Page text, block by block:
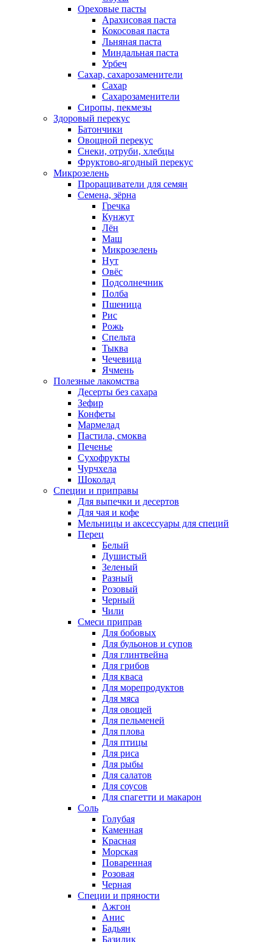
Ореховые пасты
Арахисовая паста
Кокосовая паста
Льняная паста
Миндальная паста
Урбеч
Сахар, сахарозаменители
Сахар
Сахарозаменители
Сиропы, пекмезы
Здоровый перекус
Батончики
Овощной перекус
Снеки, отруби, хлебцы
Фруктово-ягодный перекус
Микрозелень
Проращиватели для семян
Семена, зёрна
Гречка
Кунжут
Лён
Маш
Микрозелень
Нут
Овёс
Подсолнечник
Полба
Пшеница
Рис
Рожь
Спельта
Тыква
Чечевица
Ячмень
Полезные лакомства
Десерты без сахара
Зефир
Конфеты
Мармелад
Пастила, смоква
Печенье
Сухофрукты
Чурчхела
Шоколад
Специи и приправы
Для выпечки и десертов
Для чая и кофе
Мельницы и аксессуары для специй
Перец
Белый
Душистый
Зеленый
Разный
Розовый
Черный
Чили
Смеси приправ
Для бобовых
Для бульонов и супов
Для глинтвейна
Для грибов
Для кваса
Для морепродуктов
Для мяса
Для овощей
Для пельменей
Для плова
Для птицы
Для риса
Для рыбы
Для салатов
Для соусов
Для спагетти и макарон
Соль
Голубая
Каменная
Красная
Морская
Поваренная
Розовая
Черная
Специи и пряности
Ажгон
Анис
Бадьян
Базилик